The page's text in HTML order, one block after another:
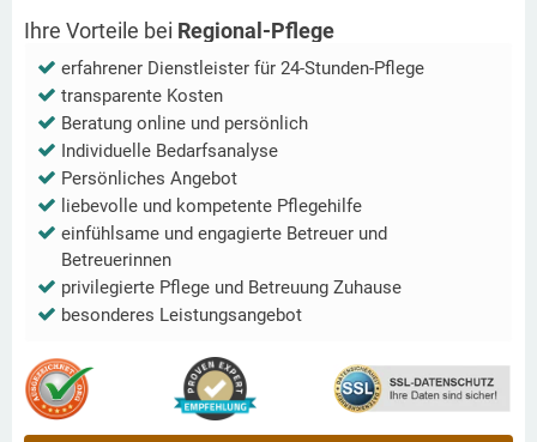
Ihre Vorteile bei Regional-Pflege
erfahrener Dienstleister für 24-Stunden-Pflege
transparente Kosten
Beratung online und persönlich
Individuelle Bedarfsanalyse
Persönliches Angebot
liebevolle und kompetente Pflegehilfe
einfühlsame und engagierte Betreuer und
Betreuerinnen
privilegierte Pflege und Betreuung Zuhause
besonderes Leistungsangebot